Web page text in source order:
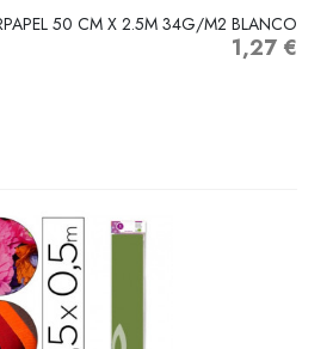
50 CM X 2.5M 34G/M2 BLANCO
Precio
1,27 €